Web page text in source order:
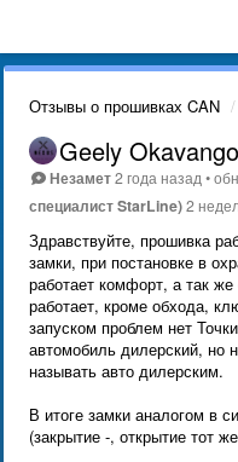
Отзывы о прошивках CAN
Geely
Незамет2 года назад•
специалист StarLine)2
Здравствуйте, прошивка
замки, при постановке в
работает комфорт, а так
работает, кроме обхода,
запуском проблем нет
автомобиль дилерский, но
называть авто дилерским.
В итоге замки аналогом в
(закрытие -, открытие тот